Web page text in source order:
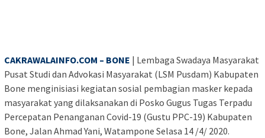
CAKRAWALAINFO.COM – BONE | Lembaga Swadaya Masyarakat
Pusat Studi dan Advokasi Masyarakat (LSM Pusdam) Kabupaten
Bone menginisiasi kegiatan sosial pembagian masker kepada
masyarakat yang dilaksanakan di Posko Gugus Tugas Terpadu
Percepatan Penanganan Covid-19 (Gustu PPC-19) Kabupaten
Bone, Jalan Ahmad Yani, Watampone Selasa 14 /4/ 2020.